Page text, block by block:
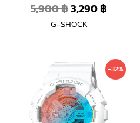
5,900฿3,290฿
G-SHOCK
-32%
Original
price
was:
5,900 ฿.
Current
price
3,990 ฿.